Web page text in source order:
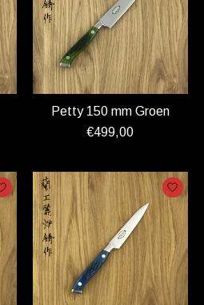
Petty 150 mm Groen
€499,00